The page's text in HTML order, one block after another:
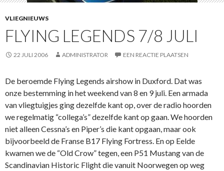
VLIEGNIEUWS
FLYING LEGENDS 7/8 JULI
22 JULI 2006 ADMINISTRATOR EEN REACTIE PLAATSEN
De beroemde Flying Legends airshow in Duxford. Dat was
onze bestemming in het weekend van 8 en 9 juli. Een armada
van vliegtuigjes ging dezelfde kant op, over de radio hoorden
we regelmatig “collega’s” dezelfde kant op gaan. We hoorden
niet alleen Cessna’s en Piper’s die kant opgaan, maar ook
bijvoorbeeld de Franse B17 Flying Fortress. En op Eelde
kwamen we de “Old Crow” tegen, een P51 Mustang van de
Scandinavian Historic Flight die vanuit Noorwegen op weg